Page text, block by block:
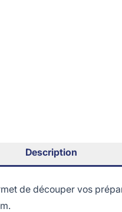
Description
de découper vos